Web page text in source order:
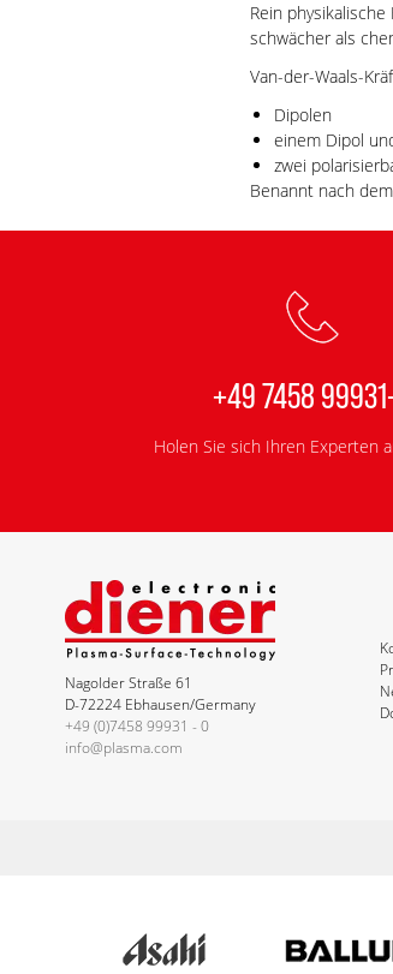
Rein
schwächer als
Van-der-Waals-
Dipolen
einem Dipol
zwei
Benannt nach
+49 7458
Holen Sie sich Ihren Experten
Nagolder Straße 61
D-72224 Ebhausen/Germany
+49 (0)7458 99931 - 0
info@plasma.com